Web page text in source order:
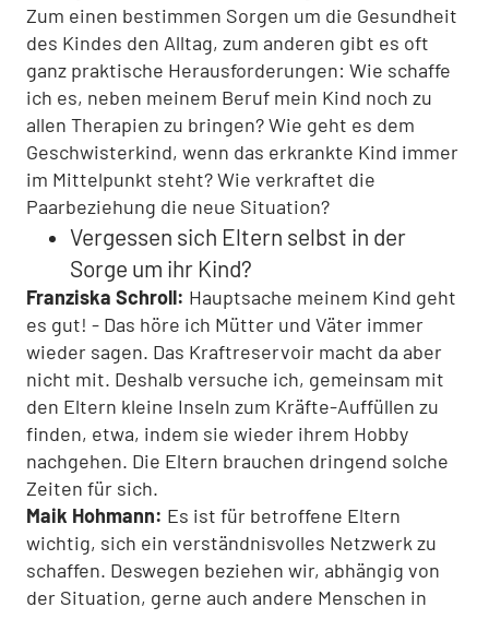
Zum einen bestimmen Sorgen um die Gesundheit
des Kindes den Alltag, zum anderen gibt es oft
ganz praktische Herausforderungen: Wie schaffe
ich es, neben meinem Beruf mein Kind noch zu
allen Therapien zu bringen? Wie geht es dem
Geschwisterkind, wenn das erkrankte Kind immer
im Mittelpunkt steht? Wie verkraftet die
Paarbeziehung die neue Situation?
Vergessen sich Eltern selbst in der
Sorge um ihr Kind?
Franziska Schroll: Hauptsache meinem Kind geht
es gut! - Das höre ich Mütter und Väter immer
wieder sagen. Das Kraftreservoir macht da aber
nicht mit. Deshalb versuche ich, gemeinsam mit
den Eltern kleine Inseln zum Kräfte-Auffüllen zu
finden, etwa, indem sie wieder ihrem Hobby
nachgehen. Die Eltern brauchen dringend solche
Zeiten für sich.
Maik Hohmann: Es ist für betroffene Eltern
wichtig, sich ein verständnisvolles Netzwerk zu
schaffen. Deswegen beziehen wir, abhängig von
der Situation, gerne auch andere Menschen in